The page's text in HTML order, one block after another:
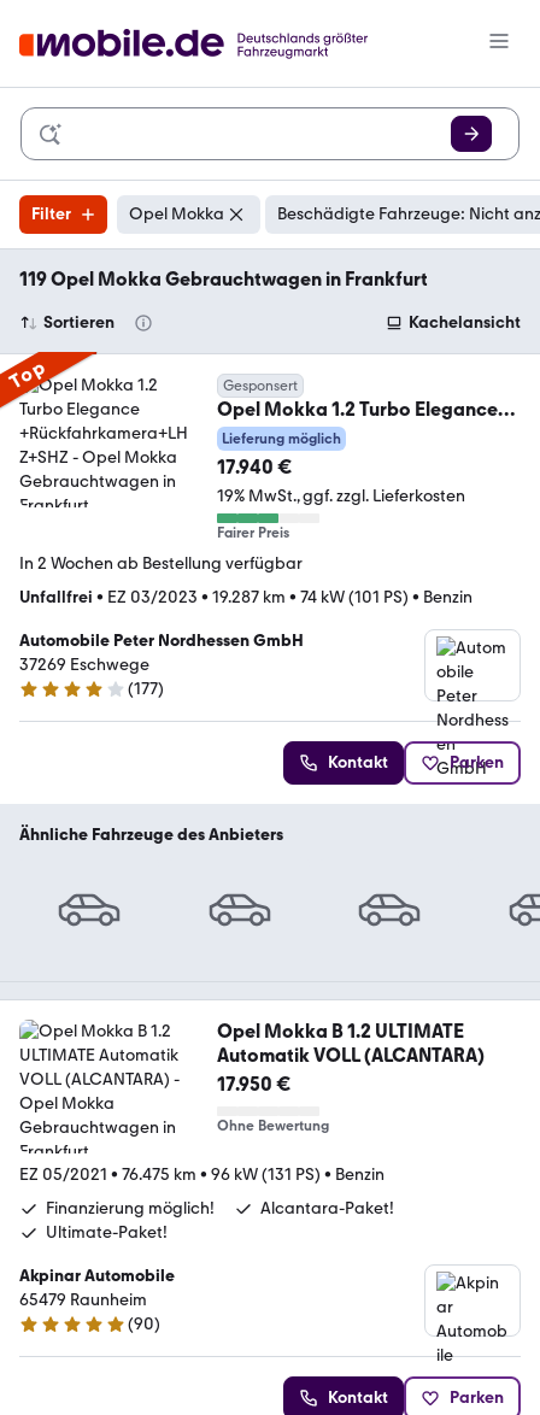
Filter Opel Mokka Beschädigte Fahrzeuge: Nicht
119 Opel Mokka Gebrauchtwagen in Frankfurt
Sortieren Kachelansicht
Top Gesponsert
Opel Mokka 1.2 Turbo Elegance
+Rückfahrkamera+LHZ+SHZ
Lieferung möglich
17.940 €
19% MwSt. ggf. zzgl. Lieferkosten
Fairer Preis
In 2 Wochen ab Bestellung verfügbar
Unfallfrei • EZ 03/2023 • 19.287 km • 74 kW (101 PS) • Benzin
Automobile Peter Nordhessen GmbH
37269 Eschwege
4.2 Sterne
(177)
Kontakt Parken
Ähnliche Fahrzeuge des Anbieters
Opel Mokka B 1.2 ULTIMATE
Automatik VOLL (ALCANTARA)
17.950 €
Ohne Bewertung
EZ 05/2021 • 76.475 km • 96 kW (131 PS) • Benzin
Finanzierung möglich!
Alcantara-Paket!
Ultimate-Paket!
Akpinar Automobile
65479 Raunheim
4.8 Sterne
(90)
Kontakt Parken